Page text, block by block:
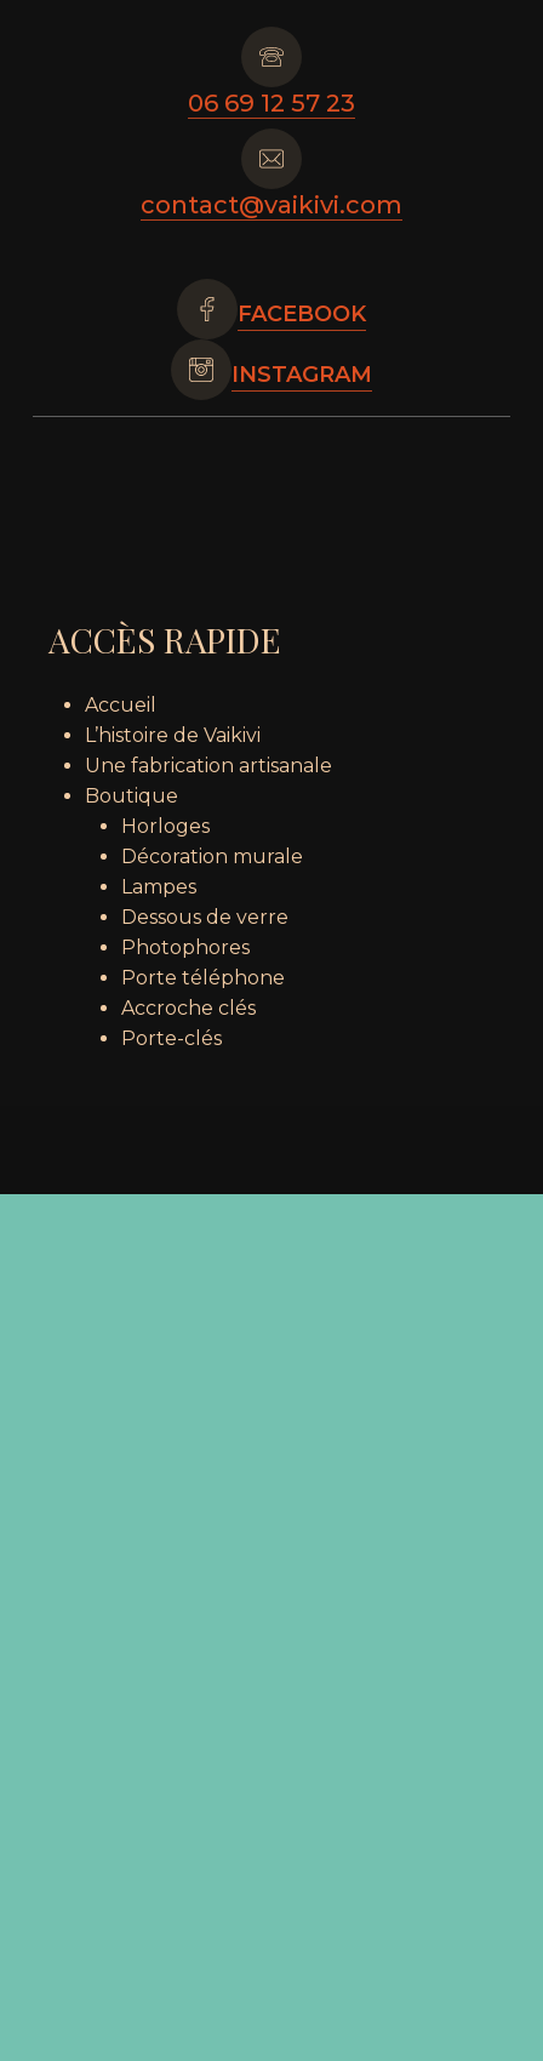
06 69 12 57 23
contact@vaikivi.com
FACEBOOK
INSTAGRAM
ACCÈS RAPIDE
Accueil
L’histoire de Vaikivi
Une fabrication artisanale
Boutique
Horloges
Décoration murale
Lampes
Dessous de verre
Photophores
Porte téléphone
Accroche clés
Porte-clés